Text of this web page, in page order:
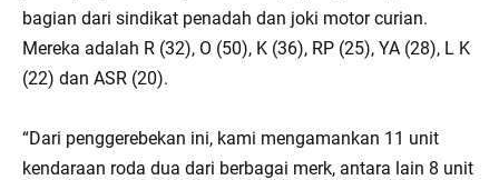
bagian dari sindikat penadah dan joki motor curian.
Mereka adalah R (32), O (50), K (36), RP (25), YA (28), L K
(22) dan ASR (20).
“Dari penggerebekan ini, kami mengamankan 11 unit
kendaraan roda dua dari berbagai merk, antara lain 8 unit